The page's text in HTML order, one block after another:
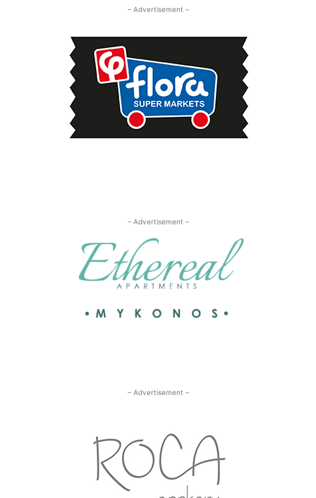
– Advertisement –
– Advertisement –
– Advertisement –